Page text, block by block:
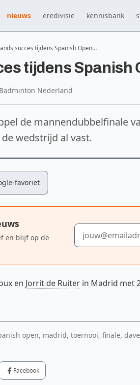
nieuws eredivisie kennisbank
succes tijdens Spanish Open…
tijdens Spanish
Nederland
de mannendubbelfinale
wedstrijd al vast.
favoriet
en blijf op de
E-mailadres
en Jorrit de Ruiter in Madrid met
open, madrid, toernooi, finale,
Facebook